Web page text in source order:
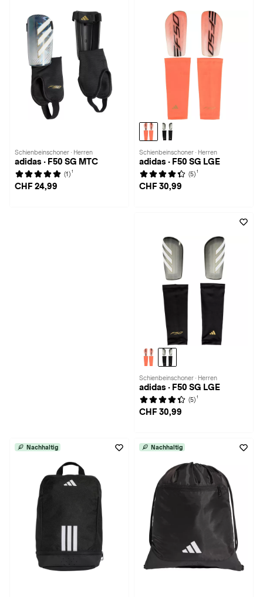
Schienbeinschoner · Herren
adidas · F50 SG MTC
(1) 1
CHF 24,99
Schienbeinschoner · Herren
adidas · F50 SG LGE
(5) 1
CHF 30,99
Schienbeinschoner · Herren
adidas · F50 SG LGE
(5) 1
CHF 30,99
Nachhaltig Nachhaltig